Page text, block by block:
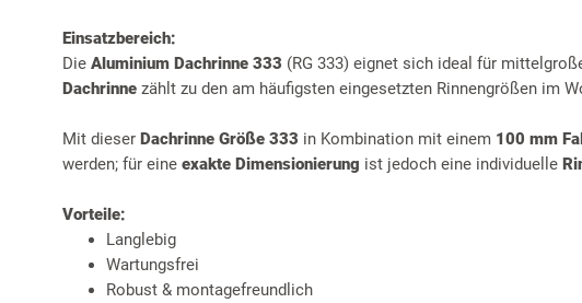
Einsatzbereich:
Die Aluminium Dachrinne 333 (RG 333) eignet sich ideal für
Dachrinne zählt zu den am häufigsten eingesetzten Rinnengrößen im
Mit dieser Dachrinne Größe 333 in Kombination mit einem 100 mm
werden; für eine exakte Dimensionierung ist jedoch eine individuelle
Vorteile:
Langlebig
Wartungsfrei
Robust & montagefreundlich